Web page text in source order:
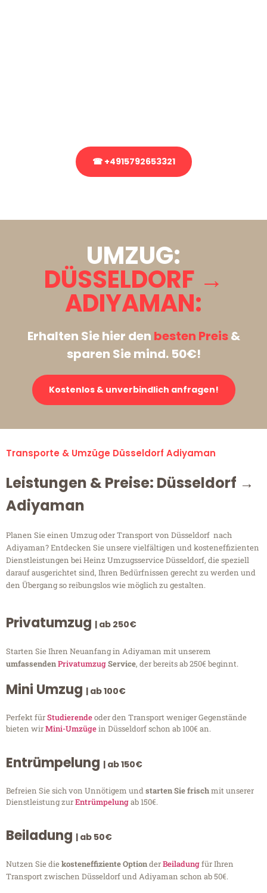
☎ +4915792653321
UMZUG:
DÜSSELDORF →
ADIYAMAN:
Erhalten Sie hier den besten Preis&
sparen Sie mind. 50€!
Kostenlos & unverbindlich anfragen!
Transporte & Umzüge Düsseldorf Adiyaman
Leistungen & Preise: Düsseldorf →
Adiyaman
Planen Sie einen Umzug oder Transport von Düsseldorf nach
Adiyaman? Entdecken Sie unsere vielfältigen und kosteneffizienten
Dienstleistungen bei Heinz Umzugsservice Düsseldorf, die speziell
darauf ausgerichtet sind, Ihren Bedürfnissen gerecht zu werden und
den Übergang so reibungslos wie möglich zu gestalten.
Privatumzug | ab 250€
Starten Sie Ihren Neuanfang in Adiyaman mit unserem
umfassendenPrivatumzugService, der bereits ab 250€ beginnt.
Mini Umzug | ab 100€
Perfekt fürStudierendeoder den Transport weniger Gegenstände
bieten wirMini-Umzügein Düsseldorf schon ab 100€ an.
Entrümpelung | ab 150€
Befreien Sie sich von Unnötigem undstarten Sie frischmit unserer
Dienstleistung zurEntrümpelungab 150€.
Beiladung | ab 50€
Nutzen Sie diekosteneffiziente OptionderBeiladungfür Ihren
Transport zwischen Düsseldorf und Adiyaman schon ab 50€.